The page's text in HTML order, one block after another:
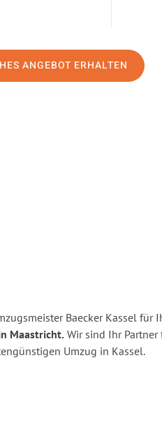
ANGEBOT ERHALTEN
Baecker Kassel für
Maastricht. Wir sind Ihr
Umzug in Kassel.